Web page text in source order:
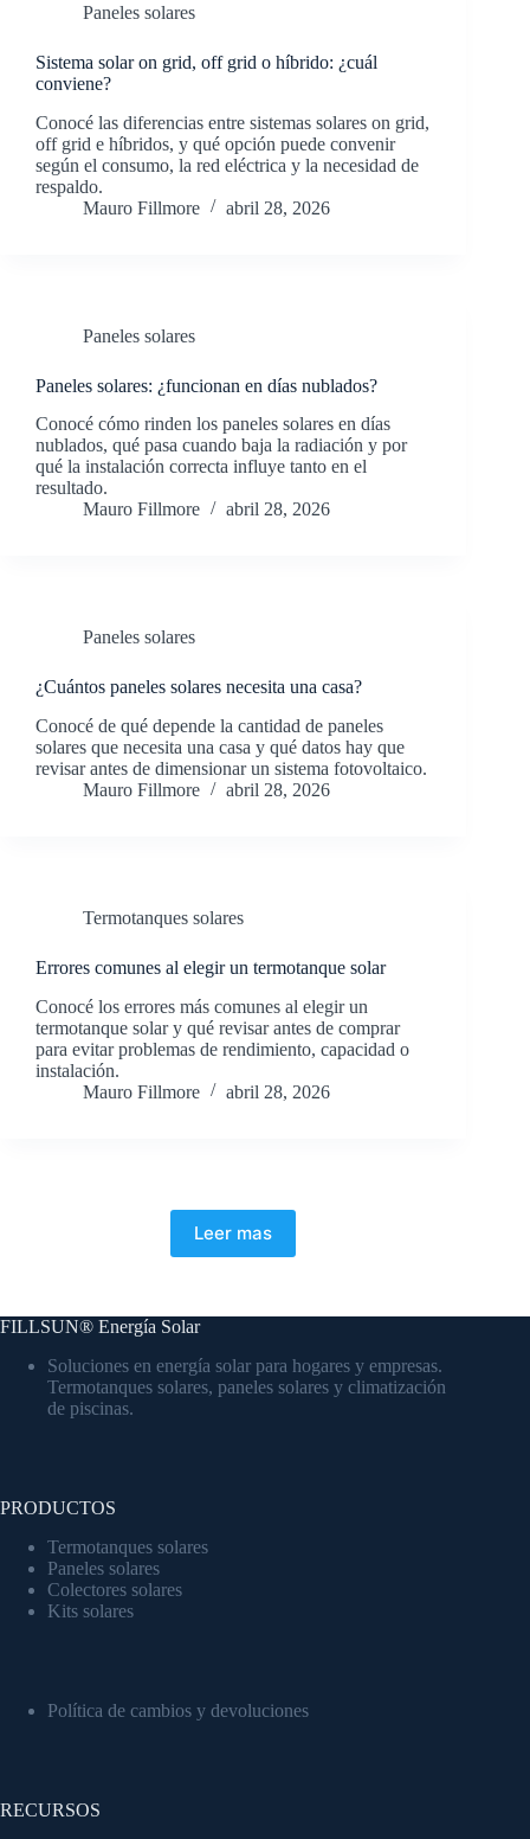
Paneles solares
Sistema solar on grid, off grid o híbrido: ¿cuál
conviene?
Conocé las diferencias entre sistemas solares on grid,
off grid e híbridos, y qué opción puede convenir
según el consumo, la red eléctrica y la necesidad de
respaldo.
Mauro Fillmore
abril 28, 2026
Paneles solares
Paneles solares: ¿funcionan en días nublados?
Conocé cómo rinden los paneles solares en días
nublados, qué pasa cuando baja la radiación y por
qué la instalación correcta influye tanto en el
resultado.
Mauro Fillmore
abril 28, 2026
Paneles solares
¿Cuántos paneles solares necesita una casa?
Conocé de qué depende la cantidad de paneles
solares que necesita una casa y qué datos hay que
revisar antes de dimensionar un sistema fotovoltaico.
Mauro Fillmore
abril 28, 2026
Termotanques solares
Errores comunes al elegir un termotanque solar
Conocé los errores más comunes al elegir un
termotanque solar y qué revisar antes de comprar
para evitar problemas de rendimiento, capacidad o
instalación.
Mauro Fillmore
abril 28, 2026
Leer mas
FILLSUN® Energía Solar
Soluciones en energía solar para hogares y empresas.
Termotanques solares, paneles solares y climatización
de piscinas.
PRODUCTOS
Termotanques solares
Paneles solares
Colectores solares
Kits solares
Política de cambios y devoluciones
RECURSOS